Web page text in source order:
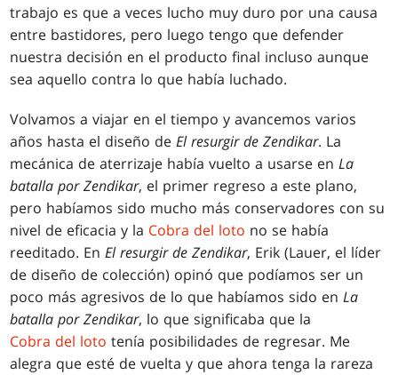
trabajo es que a veces lucho muy duro por una causa
entre bastidores, pero luego tengo que defender
nuestra decisión en el producto final incluso aunque
sea aquello contra lo que había luchado.
Volvamos a viajar en el tiempo y avancemos varios
años hasta el diseño deEl resurgir de Zendikar. La
mecánica de aterrizaje había vuelto a usarse enLa
batalla por Zendikar, el primer regreso a este plano,
pero habíamos sido mucho más conservadores con su
nivel de eficacia y la Cobra del loto no se había
reeditado. EnEl resurgir de Zendikar, Erik (Lauer, el líder
de diseño de colección) opinó que podíamos ser un
poco más agresivos de lo que habíamos sido enLa
batalla por Zendikar, lo que significaba que la
Cobra del loto tenía posibilidades de regresar. Me
alegra que esté de vuelta y que ahora tenga la rareza